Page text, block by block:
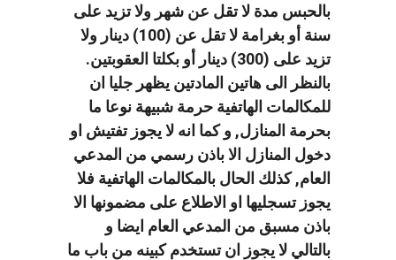
بالحبس مدة لا تقل عن شهر ولا تزيد على
سنة أو بغرامة لا تقل عن (100) دينار ولا
تزيد على (300) دينار أو بكلتا العقوبتين.
بالنظر الى هاتين المادتين يظهر جليا ان
للمكالمات الهاتفية حرمة شبيهة نوعا ما
بحرمة المنازل, و كما انه لا يجوز تفتيش او
دخول المنازل الا باذن رسمي من المدعي
العام, كذلك الحال بالمكالمات الهاتفية فلا
يجوز تسجليها او الاطلاع على مضمونها الا
باذن مسبق من المدعي العام ايضا و
بالتالي لا يجوز ان تستخدم كبينه من باب ما